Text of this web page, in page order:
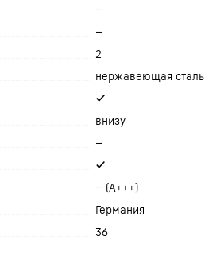
—
—
2
нержавеющая сталь
✔
внизу
—
✔
— (A+++)
Германия
36